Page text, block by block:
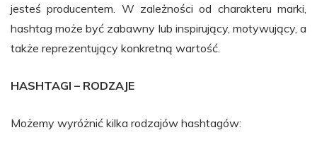
jesteś producentem. W zależności od charakteru marki,
hashtag może być zabawny lub inspirujący, motywujący, a
także reprezentujący konkretną wartość.
HASHTAGI – RODZAJE
Możemy wyróżnić kilka rodzajów hashtagów: